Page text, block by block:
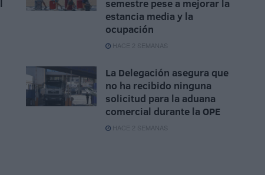
semestre pese a mejorar la
estancia media y la
ocupación
HACE 2 SEMANAS
La Delegación asegura que
no ha recibido ninguna
solicitud para la aduana
comercial durante la OPE
HACE 2 SEMANAS